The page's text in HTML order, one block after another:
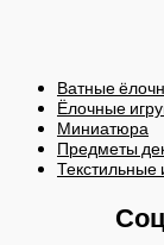
Ватные
Ёлочные
Миниатюра
Предметы
Текстильные